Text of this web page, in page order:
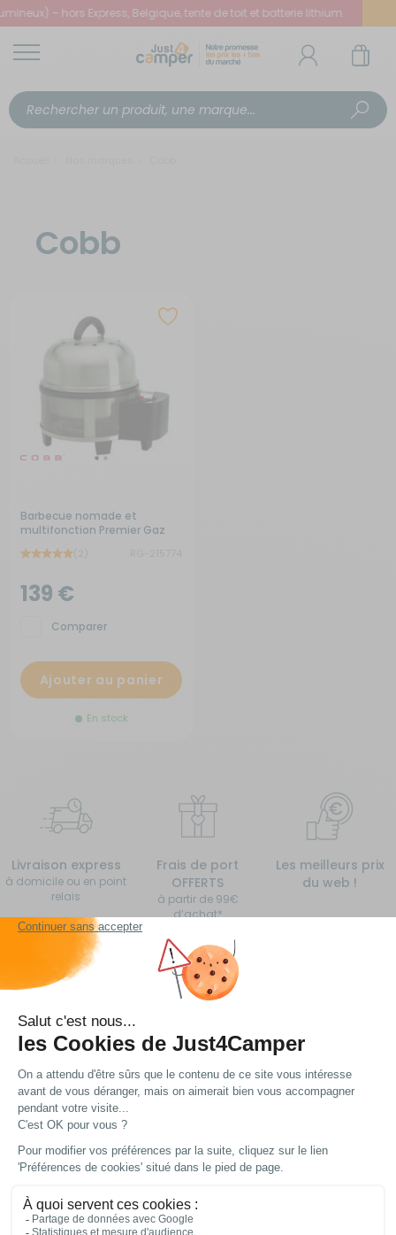
– hors Express, Belgique, tente de toit et batterie lithium.
Cobb
Barbecue nomade et
multifonction Premier Gaz
139 €
Comparer
Ajouter au panier
En stock
Livraison express
à domicile ou en point
relais
Frais de port
OFFERTS
à partir de 99€
d’achat*
Les meilleurs prix
du web !
Vous avez une question ?
Nous avons plein de réponses... Peut-être trouverez
vous ce dont vous avez besoin !
Voir nos FAQ
04 86 25 75 49